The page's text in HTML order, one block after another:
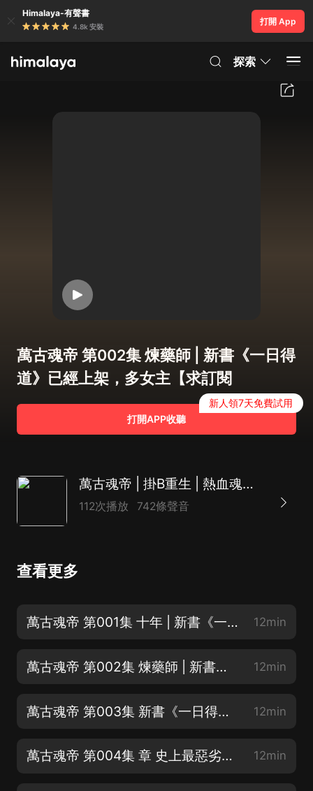
Himalaya-有聲書
4.8k 安裝
打開 App
探索
萬古魂帝 第002集 煉藥師 | 新書《一日得
道》已經上架，多女主【求訂閱
打開APP收聽
新人領7天免費試用
萬古魂帝 | 掛B重生 | 熱血魂帝斬滅世間一切敵
112次播放 742條聲音
查看更多
萬古魂帝 第001集 十年 | 新書《一日得道》已經上架【求訂閱 12min
萬古魂帝 第002集 煉藥師 | 新書《一日得道》已經上架，多女主【求訂閱 12min
萬古魂帝 第003集 新書《一日得道》已經上架【求訂閱，求月票》多女主哈 12min
萬古魂帝 第004集 章 史上最惡劣的敲詐 | 每晚10：00 開始直播 12min